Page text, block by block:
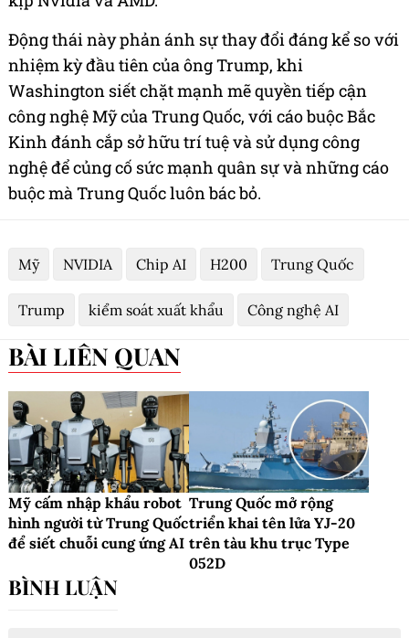
Động thái này phản ánh sự thay đổi đáng kể so với
nhiệm kỳ đầu tiên của ông Trump, khi
Washington siết chặt mạnh mẽ quyền tiếp cận
công nghệ Mỹ của Trung Quốc, với cáo buộc Bắc
Kinh đánh cắp sở hữu trí tuệ và sử dụng công
nghệ để củng cố sức mạnh quân sự và những cáo
buộc mà Trung Quốc luôn bác bỏ.
Mỹ NVIDIA Chip AI H200 Trung Quốc
Trump kiểm soát xuất khẩu Công nghệ AI
BÀI LIÊN QUAN
Mỹ cấm nhập khẩu robot
hình người từ Trung Quốc
để siết chuỗi cung ứng AI
Trung Quốc mở rộng
triển khai tên lửa YJ-20
trên tàu khu trục Type
052D